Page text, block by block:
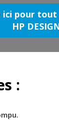
ici pour
HP
: